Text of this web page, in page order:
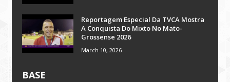
Reportagem Especial Da TVCA Mostra
A Conquista Do Mixto No Mato-
Grossense 2026
March 10, 2026
BASE